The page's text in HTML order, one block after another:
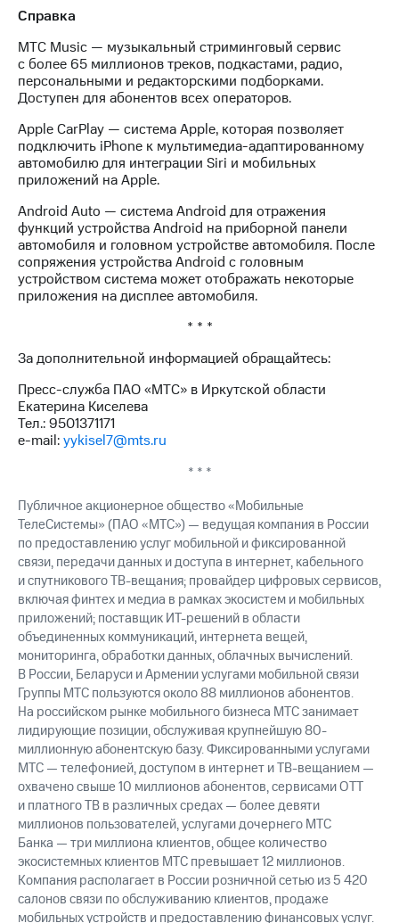
и
аудит
Рынок
акций
Описание
Программа
приобретения
Порядок
акций
Дивиденды
Рынок
облигаций
Описание
погашении
именных
облигаций
Другое
Регистратор
развитие
этика
На главную
Справка
МТС Music — музыкальный стриминговый сервис
с более 65 миллионов треков, подкастами, радио,
персональными и редакторскими подборками.
Доступен для абонентов всех операторов.
Apple CarPlay — система Apple, которая позволяет
подключить iPhone к мультимедиа-адаптированному
автомобилю для интеграции Siri и мобильных
приложений на Apple.
Android Auto — система Android для отражения
функций устройства Android на приборной панели
автомобиля и головном устройстве автомобиля. После
сопряжения устройства Android с головным
устройством система может отображать некоторые
приложения на дисплее автомобиля.
* * *
За дополнительной информацией обращайтесь:
Пресс-служба ПАО «МТС» в Иркутской области
Екатерина Киселева
Тел.: 9501371171
e-mail:yykisel7@mts.ru
* * *
Публичное акционерное общество «Мобильные
ТелеСистемы» (ПАО «МТС») — ведущая компания в России
по предоставлению услуг мобильной и фиксированной
связи, передачи данных и доступа в интернет, кабельного
и спутникового ТВ-вещания; провайдер цифровых сервисов,
включая финтех и медиа в рамках экосистем и мобильных
приложений; поставщик ИТ-решений в области
объединенных коммуникаций, интернета вещей,
мониторинга, обработки данных, облачных вычислений.
В России, Беларуси и Армении услугами мобильной связи
Группы МТС пользуются около 88 миллионов абонентов.
На российском рынке мобильного бизнеса МТС занимает
лидирующие позиции, обслуживая крупнейшую 80-
миллионную абонентскую базу. Фиксированными услугами
МТС — телефонией, доступом в интернет и ТВ-вещанием —
охвачено свыше 10 миллионов абонентов, сервисами OTT
и платного ТВ в различных средах — более девяти
миллионов пользователей, услугами дочернего МТС
Банка — три миллиона клиентов, общее количество
экосистемных клиентов МТС превышает 12 миллионов.
Компания располагает в России розничной сетью из 5 420
салонов связи по обслуживанию клиентов, продаже
мобильных устройств и предоставлению финансовых услуг.